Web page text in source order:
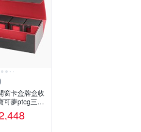
窗卡盒牌盒收
可夢ptcg三國